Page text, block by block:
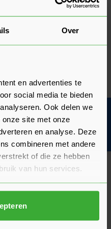
Over
en advertenties te
social media te bieden
Ook delen we
site met onze
en analyse. Deze
combineren met andere
of die ze hebben
van hun services.
verschilt de aandacht per
platen in
uitzettingsruimte.
schroeven of lijm op
je een OSB plaat 22mm
direct aansluiten op de
OSB vloer van 22
doe je bij
eenvoudig online. Voeg de